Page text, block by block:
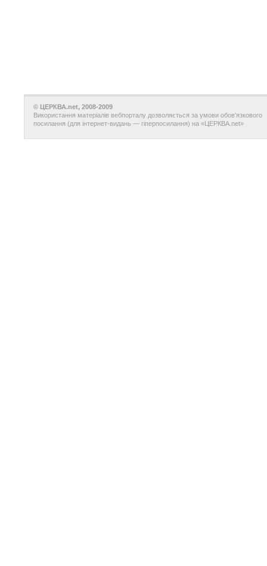
© ЦЕРКВА.net, 2008-2009
Використання матеріалів вебпорталу дозволяється за умови обов'язкового
посилання (для інтернет-видань — гіперпосилання) на «ЦЕРКВА.net»